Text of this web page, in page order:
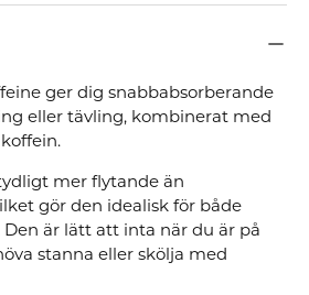
ger dig snabbabsorberande
eller tävling, kombinerat med
mer flytande än
gör den idealisk för både
Den är lätt att inta när du är på
stanna eller skölja med